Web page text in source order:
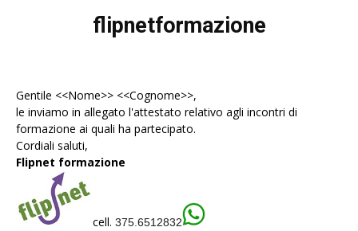
flipnetformazione
Gentile <<Nome>> <<Cognome>>,
le inviamo in allegato l'attestato relativo agli incontri di
formazione ai quali ha partecipato.
Cordiali saluti,
Flipnet formazione
cell. 375.6512832